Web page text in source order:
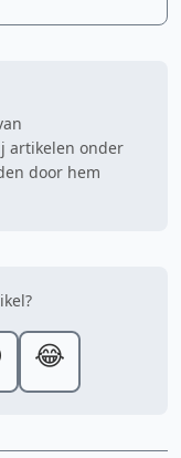
artikelen onder
door hem
😂